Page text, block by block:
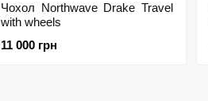
Чохол Northwave Drake Travel
with wheels
11 000 грн